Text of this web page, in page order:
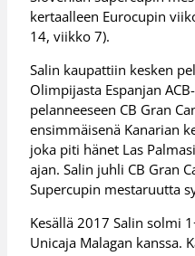
kertaalleen Eurocupin
14, viikko 7).
Salin kaupattiin kesken
Olimpijasta Espanjan
pelanneeseen CB Gran
ensimmäisenä Kanarian
joka piti hänet Las
ajan. Salin juhli CB Gran
Supercupin mestaruutta
Kesällä 2017 Salin solmi
Unicaja Malagan kanssa.